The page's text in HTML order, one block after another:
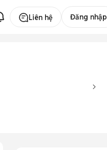
Liên hệ Đăng nhập